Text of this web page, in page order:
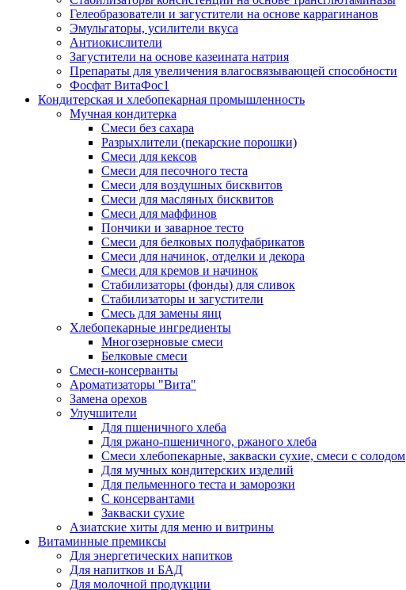
Гелеобразователи и загустители на основе каррагинанов
Эмульгаторы, усилители вкуса
Антиокислители
Загустители на основе казеината натрия
Препараты для увеличения влагосвязывающей способности
Фосфат ВитаФос1
Кондитерская и хлебопекарная промышленность
Мучная кондитерка
Смеси без сахара
Разрыхлители (пекарские порошки)
Смеси для кексов
Смеси для песочного теста
Смеси для воздушных бисквитов
Смеси для масляных бисквитов
Смеси для маффинов
Пончики и заварное тесто
Cмеси для белковых полуфабрикатов
Смеси для начинок, отделки и декора
Смеси для кремов и начинок
Стабилизаторы (фонды) для сливок
Стабилизаторы и загустители
Смесь для замены яиц
Хлебопекарные ингредиенты
Многозерновые смеси
Белковые смеси
Смеси-консерванты
Ароматизаторы "Вита"
Замена орехов
Улучшители
Для пшеничного хлеба
Для ржано-пшеничного, ржаного хлеба
Смеси хлебопекарные, закваски сухие, смеси с солодом
Для мучных кондитерских изделий
Для пельменного теста и заморозки
С консервантами
Закваски сухие
Азиатские хиты для меню и витрины
Витаминные премиксы
Для энергетических напитков
Для напитков и БАД
Для молочной продукции